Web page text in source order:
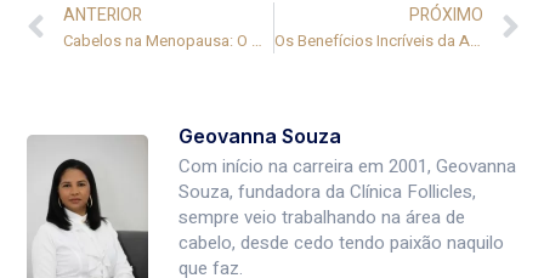
ANTERIOR
Cabelos na Menopausa: O Que Muda no Couro Cabeludo e na Fibra Capilar
PRÓXIMO
Os Benefícios Incríveis da Argiloterapia Capilar
Geovanna Souza
Com início na carreira em 2001, Geovanna
Souza, fundadora da Clínica Follicles,
sempre veio trabalhando na área de
cabelo, desde cedo tendo paixão naquilo
que faz.